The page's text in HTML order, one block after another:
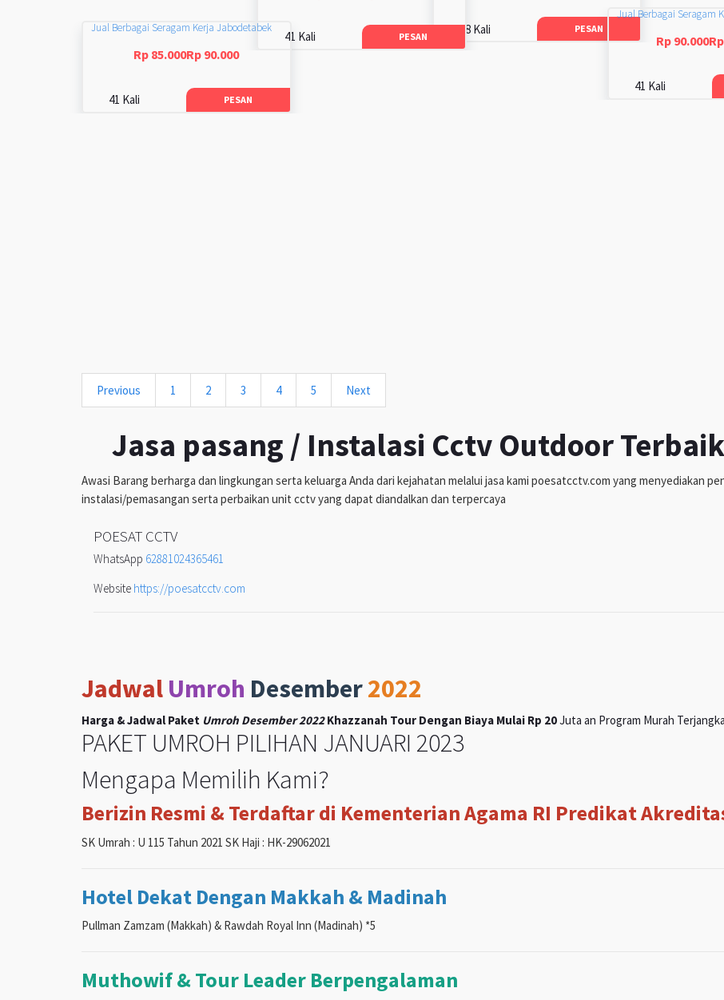
48 Kali PESAN
41 Kali PESAN
Jual Berbagai Seragam
Rp
41 Kali
Jual Berbagai Seragam Kerja Jabodetabek
Rp 85.000Rp 90.000
41 Kali PESAN
Previous 1 2 3 4 5 Next
Jasa pasang / Instalasi Cctv Outdoor
Awasi Barang berharga dan lingkungan serta keluarga Anda dari kejahatan melalui jasa kami poesatcctv.com yang menyediakan
instalasi/pemasangan serta perbaikan unit cctv yang dapat diandalkan dan terpercaya
POESAT CCTV
WhatsApp 62881024365461
Website https://poesatcctv.com
Jadwal Umroh Desember2022
Harga & Jadwal Paket Umroh Desember 2022Khazzanah Tour Dengan Biaya Mulai Rp 20Juta an Program Murah
PAKET UMROH PILIHAN JANUARI 2023
Mengapa Memilih Kami?
Berizin Resmi & Terdaftar di Kementerian Agama RI Predikat
SK Umrah : U 115 Tahun 2021 SK Haji : HK-29062021
Hotel Dekat Dengan Makkah & Madinah
Pullman Zamzam (Makkah) & Rawdah Royal Inn (Madinah) *5
Muthowif & Tour Leader Berpengalaman